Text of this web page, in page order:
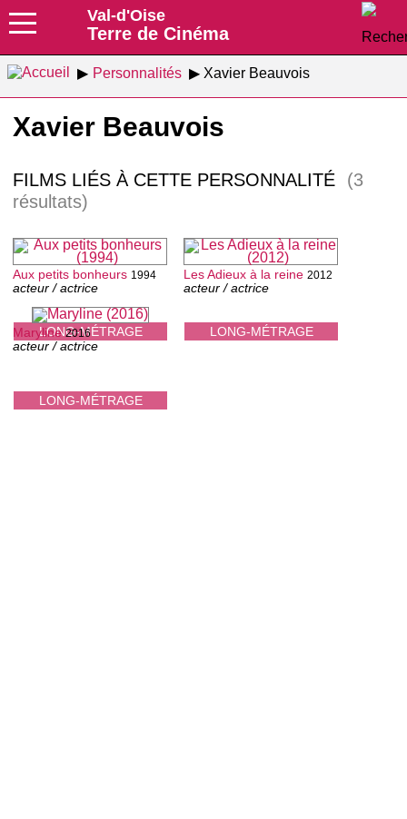
Val-d'Oise
Terre de Cinéma
Personnalités Xavier Beauvois
Xavier Beauvois
FILMS LIÉS À CETTE PERSONNALITÉ
(3
résultats)
LONG-MÉTRAGE
Aux petits bonheurs 1994
acteur / actrice
LONG-MÉTRAGE
Les Adieux à la reine 2012
acteur / actrice
LONG-MÉTRAGE
Maryline 2016
acteur / actrice